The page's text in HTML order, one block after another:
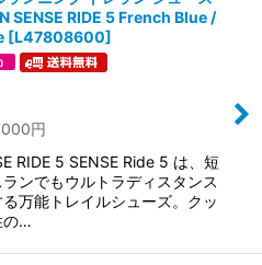
SENSE RIDE 5 French Blue /
[L47808600]
円
RIDE 5 SENSE Ride 5 は、短
ンでもウルトラディスタンス
万能トレイルシューズ。クッ
の…